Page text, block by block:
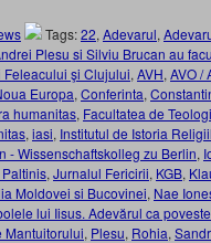
Tags:22, Adevarul,
Plesu si Silviu Brucan au
şi Clujului, AVH, AVO /
Europa, Conferinta,
humanitas, Facultatea de
, iasi, Institutul de Istoria
- Wissenschaftskolleg zu Berlin,
, Jurnalul Fericirii, KGB,
Moldovei si Bucovinei, Nae
lui Iisus. Adevărul ca poveste
Mantuitorului, Plesu, Rohia,